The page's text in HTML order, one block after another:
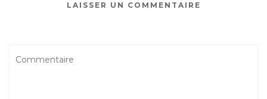
LAISSER UN COMMENTAIRE